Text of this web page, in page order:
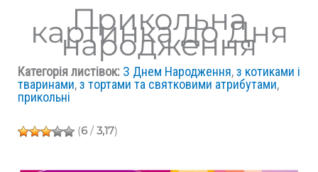
Прикольна
картинка до Дня
народження
Категорія листівок: З Днем Народження,з котиками і
тваринами,з тортами та святковими атрибутами,
прикольні
(6/ 3,17)